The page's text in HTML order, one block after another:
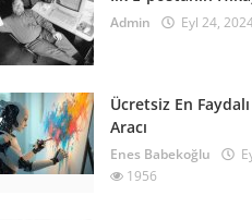
Admin Eyl 24,
Ücretsiz En
Aracı
Enes Babekoğlu
1956